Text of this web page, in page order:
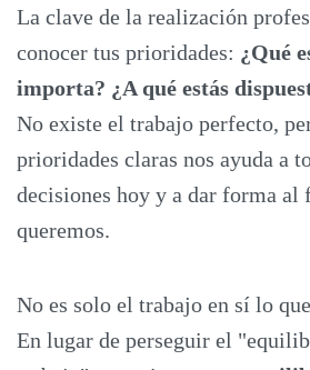
La clave de la realización
conocer tus prioridades: ¿Qué
importa? ¿A qué estás
No existe el trabajo perfecto,
prioridades claras nos ayuda a
decisiones hoy y a dar forma al
queremos.
No es solo el trabajo en sí lo
En lugar de perseguir el